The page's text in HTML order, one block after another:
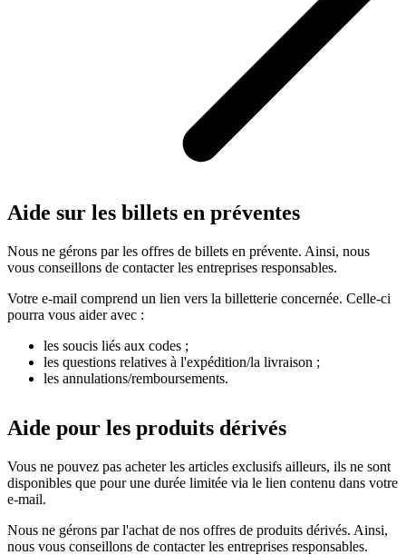
Aide sur les billets en préventes
Nous ne gérons par les offres de billets en prévente. Ainsi, nous
vous conseillons de contacter les entreprises responsables.
Votre e-mail comprend un lien vers la billetterie concernée. Celle-ci
pourra vous aider avec :
les soucis liés aux codes ;
les questions relatives à l'expédition/la livraison ;
les annulations/remboursements.
Aide pour les produits dérivés
Vous ne pouvez pas acheter les articles exclusifs ailleurs, ils ne sont
disponibles que pour une durée limitée via le lien contenu dans votre
e-mail.
Nous ne gérons par l'achat de nos offres de produits dérivés. Ainsi,
nous vous conseillons de contacter les entreprises responsables.